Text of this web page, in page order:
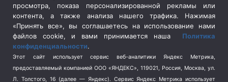
Социальная политика
(3)
Спецоперация в Украине
Спецоперация на Украине
(404)
Спорт (740)
Терроризм (1)
просмотра, показа персонализированной рекламы или
контента, а также анализа нашего трафика. Нажимая
«Принять все», вы соглашаетесь на использование нами
файлов cookie, и вами принимается наша Политика
конфиденциальности.
Этот сайт использует сервис веб-аналитики Яндекс Метрика,
предоставляемый компанией ООО «ЯНДЕКС», 119021, Россия, Москва, ул.
Л. Толстого, 16 (далее — Яндекс). Сервис Яндекс Метрика использует